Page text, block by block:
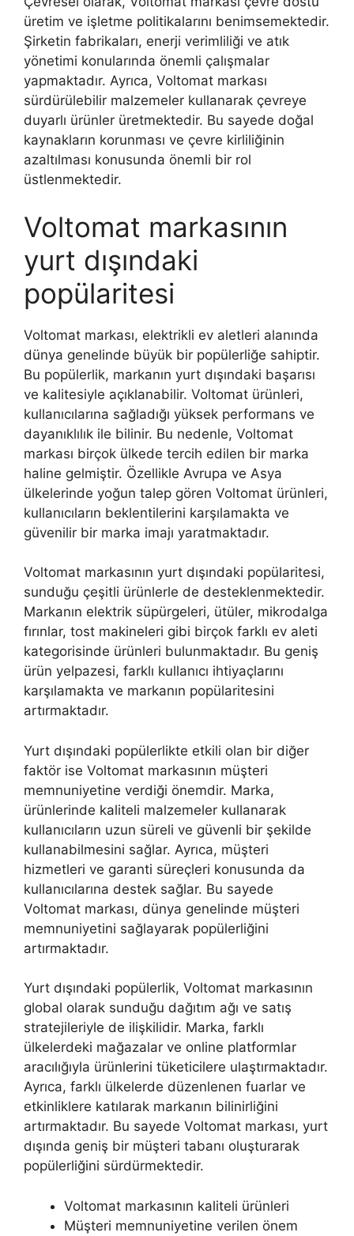
üretim ve işletme politikalarını benimsemektedir.
Şirketin fabrikaları, enerji verimliliği ve atık
yönetimi konularında önemli çalışmalar
yapmaktadır. Ayrıca, Voltomat markası
sürdürülebilir malzemeler kullanarak çevreye
duyarlı ürünler üretmektedir. Bu sayede doğal
kaynakların korunması ve çevre kirliliğinin
azaltılması konusunda önemli bir rol
üstlenmektedir.
Voltomat markasının
yurt dışındaki
popülaritesi
Voltomat markası, elektrikli ev aletleri alanında
dünya genelinde büyük bir popülerliğe sahiptir.
Bu popülerlik, markanın yurt dışındaki başarısı
ve kalitesiyle açıklanabilir. Voltomat ürünleri,
kullanıcılarına sağladığı yüksek performans ve
dayanıklılık ile bilinir. Bu nedenle, Voltomat
markası birçok ülkede tercih edilen bir marka
haline gelmiştir. Özellikle Avrupa ve Asya
ülkelerinde yoğun talep gören Voltomat ürünleri,
kullanıcıların beklentilerini karşılamakta ve
güvenilir bir marka imajı yaratmaktadır.
Voltomat markasının yurt dışındaki popülaritesi,
sunduğu çeşitli ürünlerle de desteklenmektedir.
Markanın elektrik süpürgeleri, ütüler, mikrodalga
fırınlar, tost makineleri gibi birçok farklı ev aleti
kategorisinde ürünleri bulunmaktadır. Bu geniş
ürün yelpazesi, farklı kullanıcı ihtiyaçlarını
karşılamakta ve markanın popülaritesini
artırmaktadır.
Yurt dışındaki popülerlikte etkili olan bir diğer
faktör ise Voltomat markasının müşteri
memnuniyetine verdiği önemdir. Marka,
ürünlerinde kaliteli malzemeler kullanarak
kullanıcıların uzun süreli ve güvenli bir şekilde
kullanabilmesini sağlar. Ayrıca, müşteri
hizmetleri ve garanti süreçleri konusunda da
kullanıcılarına destek sağlar. Bu sayede
Voltomat markası, dünya genelinde müşteri
memnuniyetini sağlayarak popülerliğini
artırmaktadır.
Yurt dışındaki popülerlik, Voltomat markasının
global olarak sunduğu dağıtım ağı ve satış
stratejileriyle de ilişkilidir. Marka, farklı
ülkelerdeki mağazalar ve online platformlar
aracılığıyla ürünlerini tüketicilere ulaştırmaktadır.
Ayrıca, farklı ülkelerde düzenlenen fuarlar ve
etkinliklere katılarak markanın bilinirliğini
artırmaktadır. Bu sayede Voltomat markası, yurt
dışında geniş bir müşteri tabanı oluşturarak
popülerliğini sürdürmektedir.
Voltomat markasının kaliteli ürünleri
Müşteri memnuniyetine verilen önem